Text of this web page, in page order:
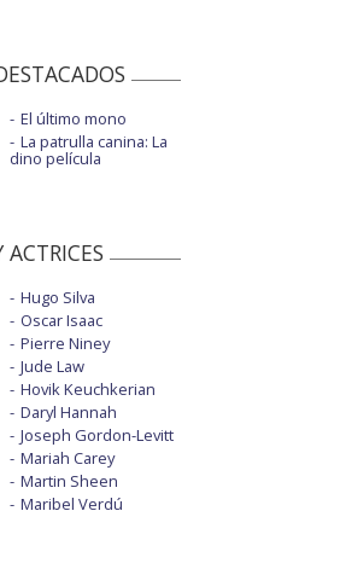
El último mono
La patrulla canina: La
dino película
ACTRICES
Hugo Silva
Oscar Isaac
Pierre Niney
Jude Law
Hovik Keuchkerian
Daryl Hannah
Joseph Gordon-Levitt
Mariah Carey
Martin Sheen
Maribel Verdú